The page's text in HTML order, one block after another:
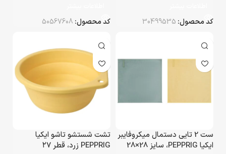
کد محصول: 30499535 کد محصول: 50567608
ست 2 تایی دستمال میکروفایبر
ایکیا PEPPRIG، سایز 28×28
تشت شستشو تاشو ایکیا
PEPPRIG زرد، قطر ۲۷